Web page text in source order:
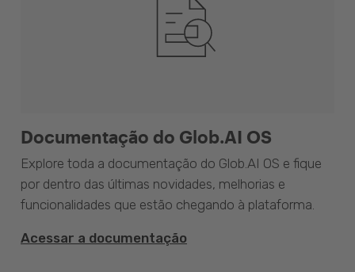
Documentação do Glob.AI OS
Explore toda a documentação do Glob.AI OS e fique
por dentro das últimas novidades, melhorias e
funcionalidades que estão chegando à plataforma.
Acessar a documentação